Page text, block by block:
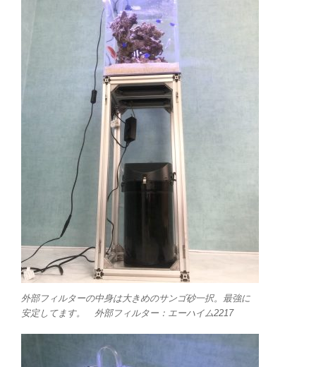
外部フィルターの中身は大きめのサンゴ砂一択。最強に
安定してます。 外部フィルター：エーハイム2217